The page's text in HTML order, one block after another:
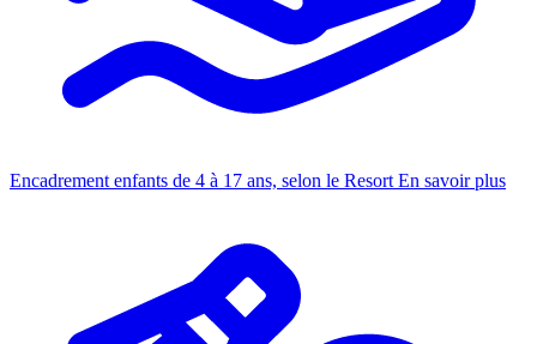
Encadrement enfants de 4 à 17 ans, selon le Resort En savoir plus